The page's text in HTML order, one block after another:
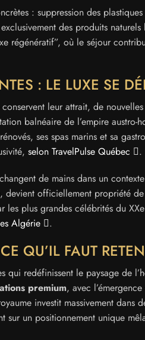
: suppression des
des produits
régénératif”, où le séjour
: LE LUXE SE
leur attrait, de
balnéaire de l’empire
ses spas marins et sa
selon TravelPulse Québec
.
de mains dans un
devient officiellement propriété
plus grandes célébrités du
Algérie .
QU’IL FAUT
qui redéfinissent le paysage de
premium, avec
investit massivement dans
sur un positionnement unique